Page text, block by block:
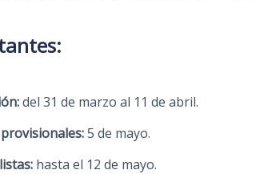
del 31 de marzo al 11 de abril.
5 de mayo.
hasta el 12 de mayo.